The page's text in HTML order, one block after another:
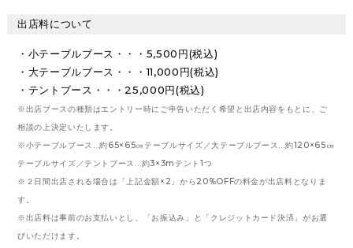
出店料について
・小テーブルブース・・・5,500円(税込)
・大テーブルブース・・・11,000円(税込)
・テントブース・・・25,000円(税込)
※出店ブースの種類はエントリー時にご申告いただく希望と出店内容をもとに、ご
相談の上決定いたします。
※小テーブルブース…約65×65㎝テーブルサイズ／大テーブルブース…約120×65㎝
テーブルサイズ／テントブース…約3×3mテント1つ
※２日間出店される場合は「上記金額×2」から20%OFFの料金が出店料となりま
す。
※出店料は事前のお支払いとし、「お振込み」と「クレジットカード決済」がお選
びいただけます。